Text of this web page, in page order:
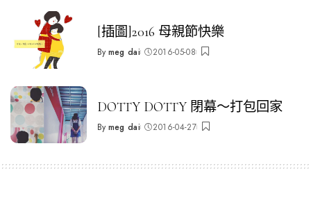
[插圖]2016 母親節快樂
Posted
By meg dai 2016-05-08
DOTTY DOTTY 閉幕～打包回家
Posted
By meg dai 2016-04-27